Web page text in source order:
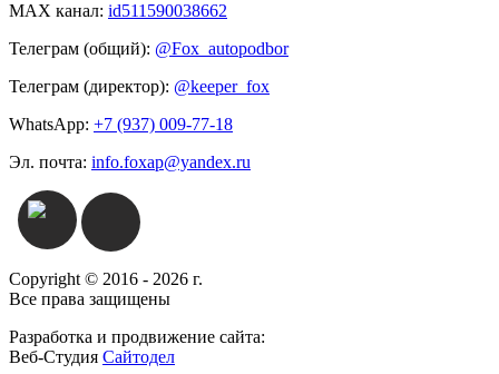
MAX канал: id511590038662
Телеграм (общий): @Fox_autopodbor
Телеграм (директор): @keeper_fox
WhatsApp: +7 (937) 009-77-18
Эл. почта: info.foxap@yandex.ru
Copyright © 2016 - 2026 г.
Все права защищены
Разработка и продвижение сайта:
Веб-Студия Сайтодел